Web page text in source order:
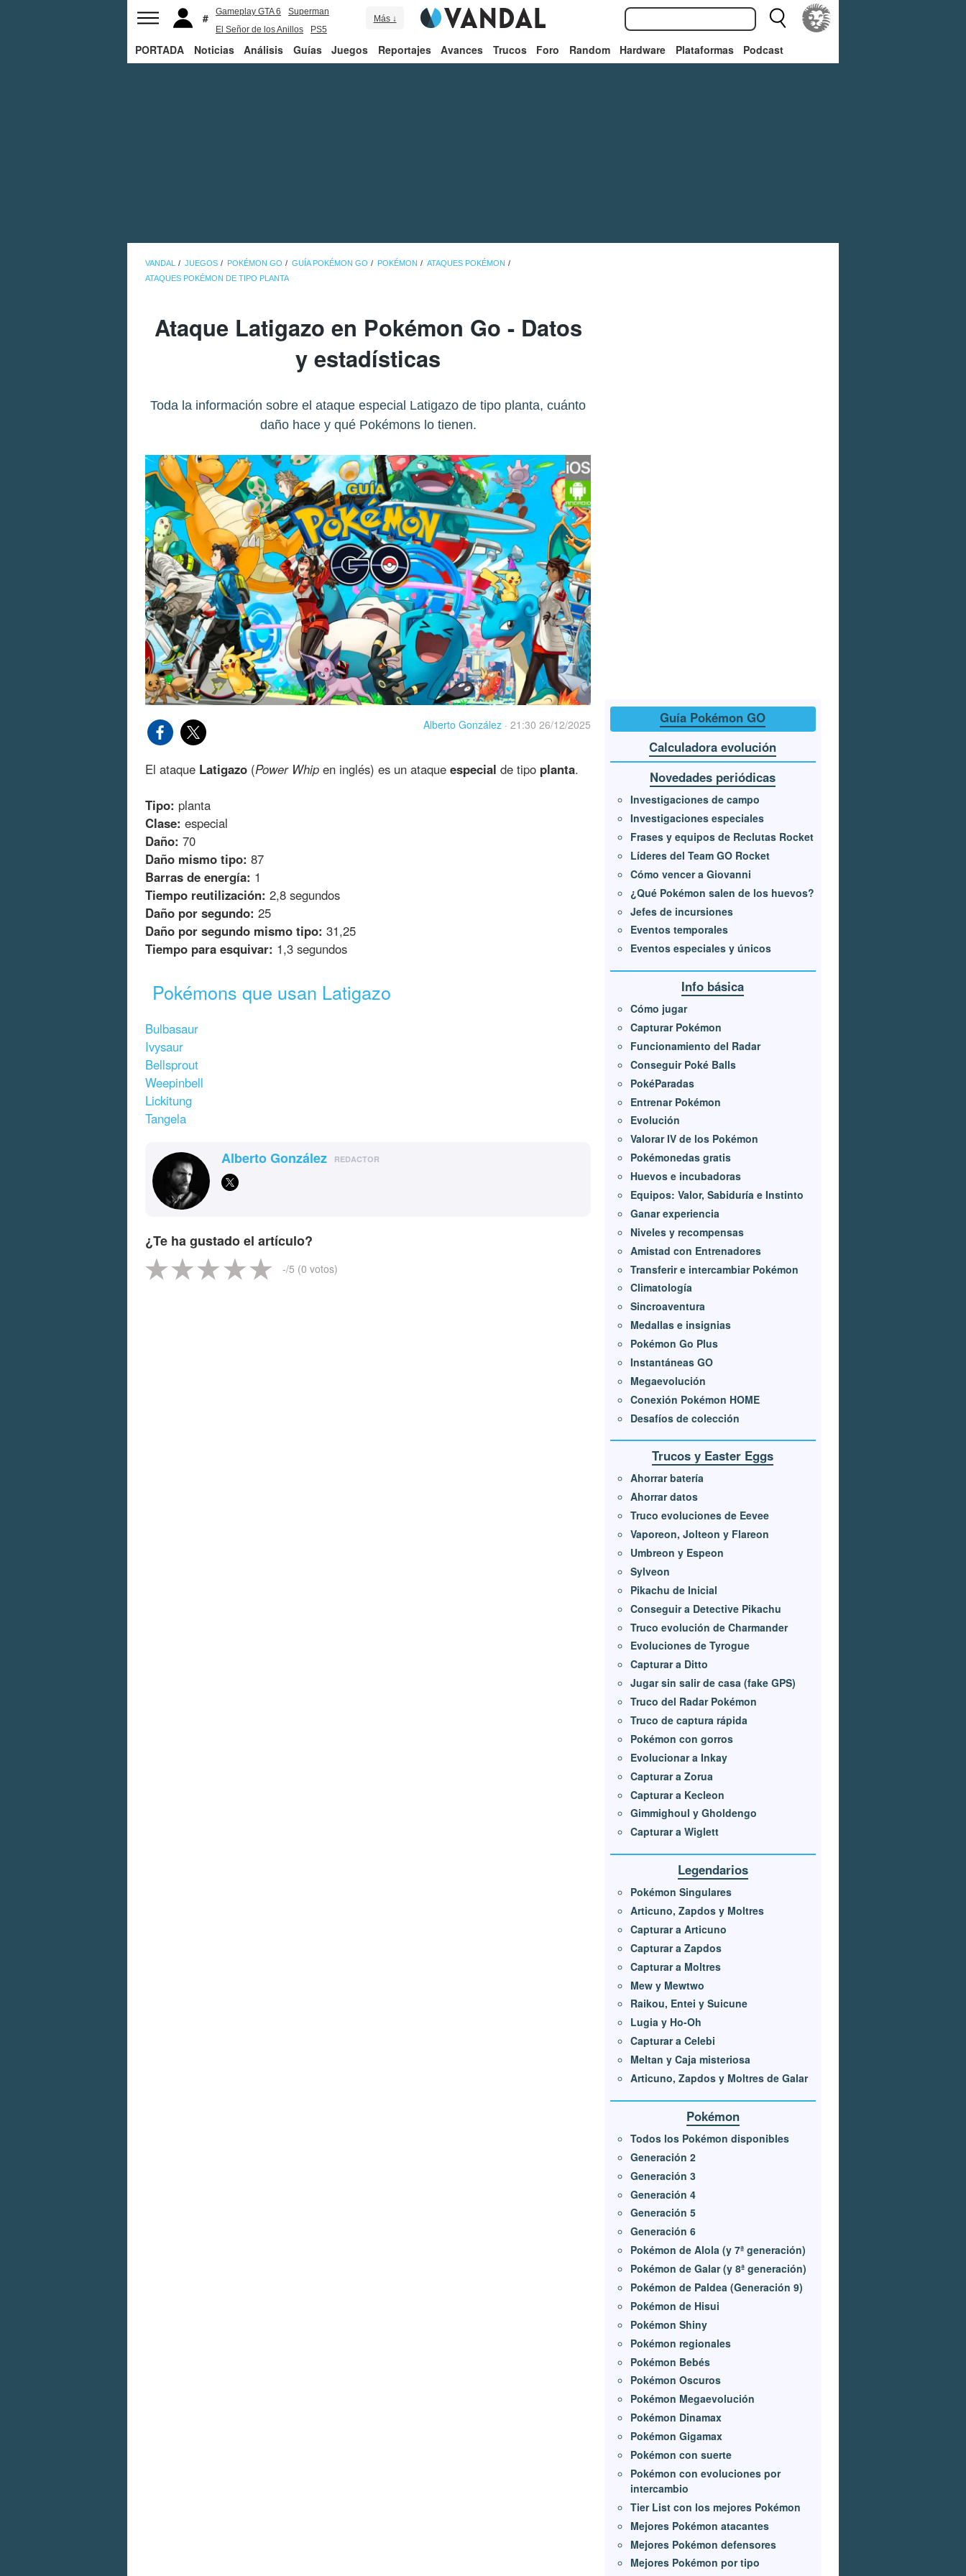
Gameplay GTA 6
Superman
El Señor de los Anillos
PS5
Más ↓
PORTADA Noticias Análisis Guías Juegos Reportajes Avances Trucos Foro Random Hardware Plataformas Podcast
VANDAL JUEGOS POKÉMON GO GUÍA POKÉMON GO POKÉMON
ATAQUES POKÉMON
ATAQUES POKÉMON DE TIPO PLANTA
Ataque Latigazo en Pokémon Go - Datos
y estadísticas
Toda la información sobre el ataque especial Latigazo de tipo planta, cuánto
daño hace y qué Pokémons lo tienen.
Alberto González · 21:30 26/12/2025
El ataque Latigazo (Power Whip en inglés) es un ataque especial de tipo planta.
Tipo: planta
Clase: especial
Daño: 70
Daño mismo tipo: 87
Barras de energía: 1
Tiempo reutilización: 2,8 segundos
Daño por segundo: 25
Daño por segundo mismo tipo: 31,25
Tiempo para esquivar: 1,3 segundos
Pokémons que usan Latigazo
Bulbasaur
Ivysaur
Bellsprout
Weepinbell
Lickitung
Tangela
Alberto González REDACTOR
¿Te ha gustado el artículo?
-/5 (0 votos)
Guía Pokémon GO
Calculadora evolución
Novedades periódicas
Investigaciones de campo
Investigaciones especiales
Frases y equipos de Reclutas Rocket
Líderes del Team GO Rocket
Cómo vencer a Giovanni
¿Qué Pokémon salen de los huevos?
Jefes de incursiones
Eventos temporales
Eventos especiales y únicos
Info básica
Cómo jugar
Capturar Pokémon
Funcionamiento del Radar
Conseguir Poké Balls
PokéParadas
Entrenar Pokémon
Evolución
Valorar IV de los Pokémon
Pokémonedas gratis
Huevos e incubadoras
Equipos: Valor, Sabiduría e Instinto
Ganar experiencia
Niveles y recompensas
Amistad con Entrenadores
Transferir e intercambiar Pokémon
Climatología
Sincroaventura
Medallas e insignias
Pokémon Go Plus
Instantáneas GO
Megaevolución
Conexión Pokémon HOME
Desafíos de colección
Trucos y Easter Eggs
Ahorrar batería
Ahorrar datos
Truco evoluciones de Eevee
Vaporeon, Jolteon y Flareon
Umbreon y Espeon
Sylveon
Pikachu de Inicial
Conseguir a Detective Pikachu
Truco evolución de Charmander
Evoluciones de Tyrogue
Capturar a Ditto
Jugar sin salir de casa (fake GPS)
Truco del Radar Pokémon
Truco de captura rápida
Pokémon con gorros
Evolucionar a Inkay
Capturar a Zorua
Capturar a Kecleon
Gimmighoul y Gholdengo
Capturar a Wiglett
Legendarios
Pokémon Singulares
Articuno, Zapdos y Moltres
Capturar a Articuno
Capturar a Zapdos
Capturar a Moltres
Mew y Mewtwo
Raikou, Entei y Suicune
Lugia y Ho-Oh
Capturar a Celebi
Meltan y Caja misteriosa
Articuno, Zapdos y Moltres de Galar
Pokémon
Todos los Pokémon disponibles
Generación 2
Generación 3
Generación 4
Generación 5
Generación 6
Pokémon de Alola (y 7ª generación)
Pokémon de Galar (y 8ª generación)
Pokémon de Paldea (Generación 9)
Pokémon de Hisui
Pokémon Shiny
Pokémon regionales
Pokémon Bebés
Pokémon Oscuros
Pokémon Megaevolución
Pokémon Dinamax
Pokémon Gigamax
Pokémon con suerte
Pokémon con evoluciones por
intercambio
Tier List con los mejores Pokémon
Mejores Pokémon atacantes
Mejores Pokémon defensores
Mejores Pokémon por tipo